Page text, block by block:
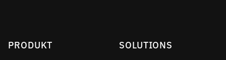
PRODUKT SOLUTIONS